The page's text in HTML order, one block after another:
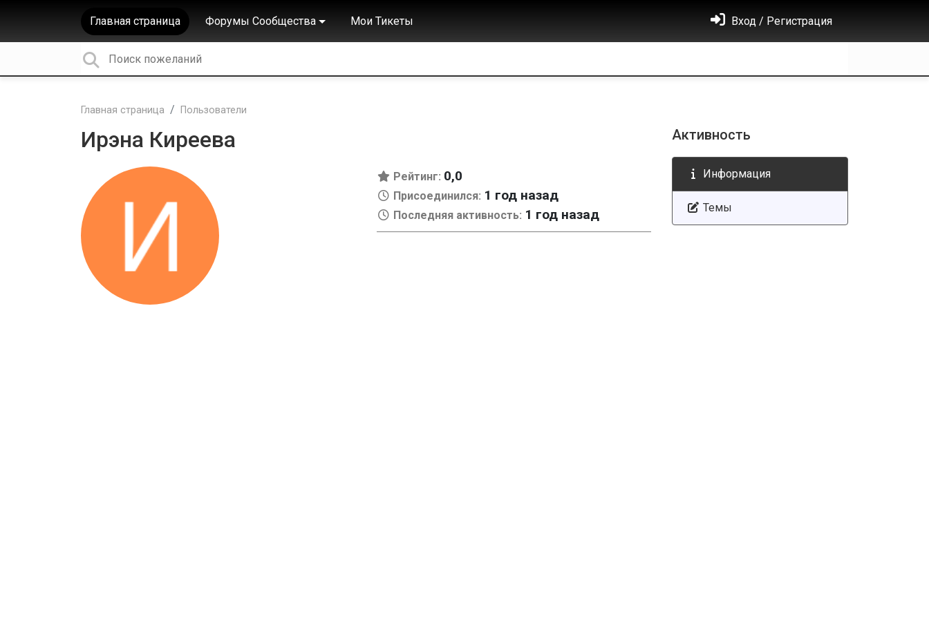
Главная страница Форумы Сообщества Мои Тикеты Вход / Регистрация
Главная страница Пользователи
Ирэна Киреева
Рейтинг: 0,0
Присоединился: 1 год назад
Последняя активность: 1 год назад
Активность
Информация
Темы